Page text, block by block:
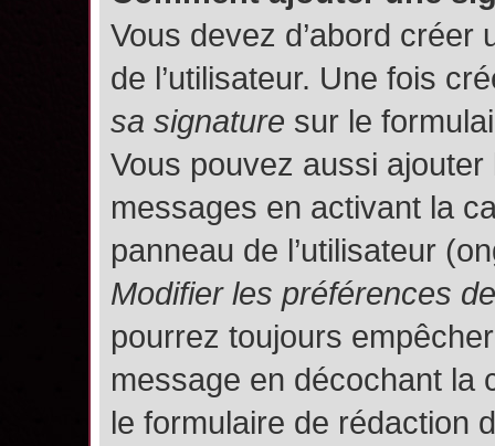
Vous devez d’abord
de l’utilisateur. Une fois
sa signature sur le
Vous pouvez aussi
messages en activant la
panneau de l’utilisateur
Modifier les préférences
pourrez toujours
message en décochant la
le formulaire de rédaction